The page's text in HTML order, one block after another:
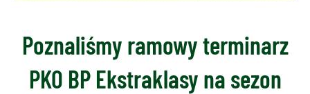
Poznaliśmy ramowy terminarz
PKO BP Ekstraklasy na sezon